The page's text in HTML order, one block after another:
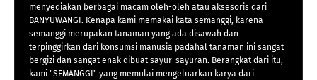
menyediakan berbagai macam oleh-oleh atau aksesoris dari
BANYUWANGI. Kenapa kami memakai kata semanggi, karena
semanggi merupakan tanaman yang ada disawah dan
terpinggirkan dari konsumsi manusia padahal tanaman ini sangat
bergizi dan sangat enak dibuat sayur-sayuran. Berangkat dari itu,
kami "SEMANGGI" yang memulai mengeluarkan karya dari